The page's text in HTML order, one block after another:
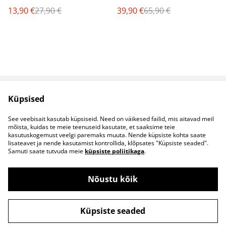
13,90 €27,90 €
39,90 €65,90 €
Müügitingimused
Küpsised
Kontaktid
B2B koostöö
©2026S&S Riided
powered by
Küpsised
See veebisait kasutab küpsiseid. Need on väikesed failid, mis aitavad meil
mõista, kuidas te meie teenuseid kasutate, et saaksime teie
kasutuskogemust veelgi paremaks muuta. Nende küpsiste kohta saate
lisateavet ja nende kasutamist kontrollida, klõpsates "Küpsiste seaded".
Samuti saate tutvuda meie küpsiste poliitikaga.
Nõustu kõik
Küpsiste seaded